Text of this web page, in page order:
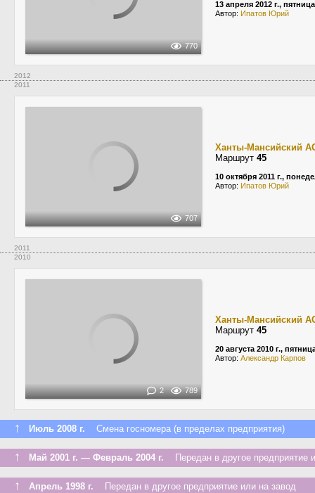
770
13 апреля 2012 г., пятница
Автор: Ипатов Юрий
2012
2011
707
Ханты-Мансийский
Маршрут 45
10 октября 2011 г.,
Автор: Ипатов Юрий
2011
2010
2 789
Ханты-Мансийский
Маршрут 45
20 августа 2010 г.,
Автор: Александр Карпов
↑ Июль 2008 г. Смена госномера (в пределах предприятия)
↑ Май 2001 г. — Февраль 2004 г. Передан в другое предприятие
↑ Апрель 1998 г. Передан в другое предприятие или на завод